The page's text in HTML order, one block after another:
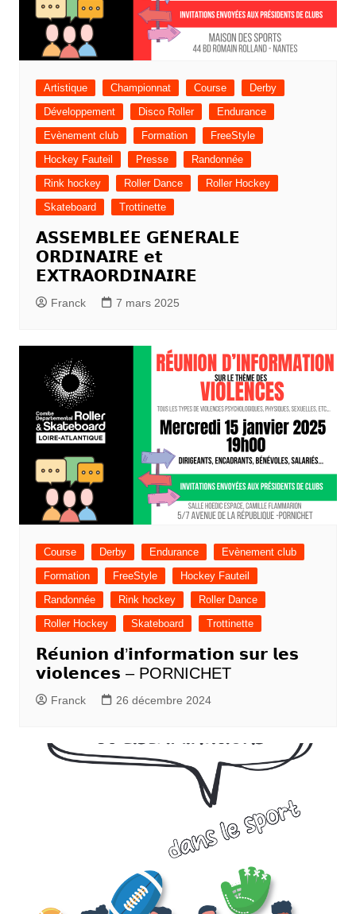
Artistique Championnat Course
Derby
Développement
Disco Roller
Endurance
Evènement club
Formation
FreeStyle
Hockey Fauteil
Presse
Randonnée
Rink hockey
Roller Dance
Roller Hockey
Skateboard
Trottinette
𝗔𝗦𝗦𝗘𝗠𝗕𝗟𝗘́𝗘 𝗚𝗘́𝗡𝗘́𝗥𝗔𝗟𝗘
𝗢𝗥𝗗𝗜𝗡𝗔𝗜𝗥𝗘 𝗲𝘁
𝗘𝗫𝗧𝗥𝗔𝗢𝗥𝗗𝗜𝗡𝗔𝗜𝗥𝗘
Franck 7 mars 2025
Course Derby Endurance
Evènement club
Formation
FreeStyle
Hockey Fauteil
Randonnée
Rink hockey
Roller Dance
Roller Hockey
Skateboard Trottinette
𝗥𝗲́𝘂𝗻𝗶𝗼𝗻 𝗱’𝗶𝗻𝗳𝗼𝗿𝗺𝗮𝘁𝗶𝗼𝗻 𝘀𝘂𝗿 𝗹𝗲𝘀
𝘃𝗶𝗼𝗹𝗲𝗻𝗰𝗲𝘀 – PORNICHET
Franck 26 décembre 2024